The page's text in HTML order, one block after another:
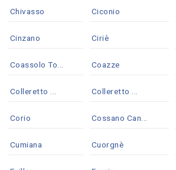
Chivasso Ciconio
Cinzano Ciriè
Coassolo To... Coazze
Colleretto ... Colleretto ...
Corio Cossano Can...
Cumiana Cuorgnè